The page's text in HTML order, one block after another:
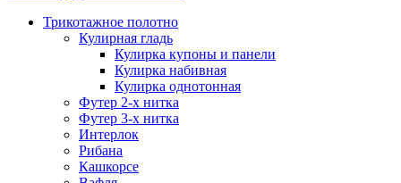
Трикотажное полотно
Кулирная гладь
Кулирка купоны и панели
Кулирка набивная
Кулирка однотонная
Футер 2-х нитка
Футер 3-х нитка
Интерлок
Рибана
Кашкорсе